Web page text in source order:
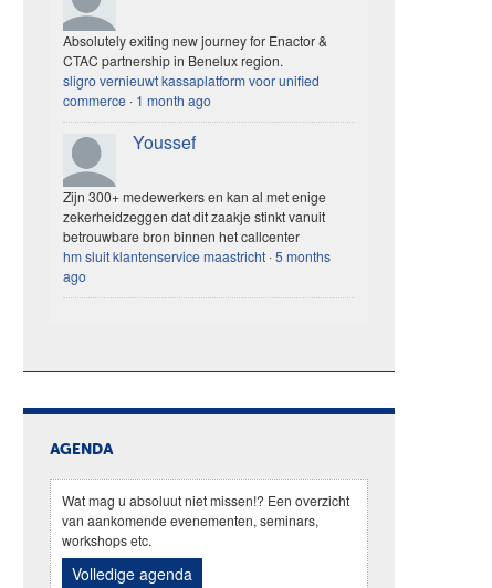
Absolutely exiting new journey for Enactor &
CTAC partnership in Benelux region.
sligro vernieuwt kassaplatform voor unified
commerce · 1 month ago
Youssef
Zijn 300+ medewerkers en kan al met enige
zekerheidzeggen dat dit zaakje stinkt vanuit
betrouwbare bron binnen het callcenter
hm sluit klantenservice maastricht ·5 months
ago
AGENDA
Wat mag u absoluut niet missen!? Een overzicht
van aankomende evenementen, seminars,
workshops etc.
Volledige agenda